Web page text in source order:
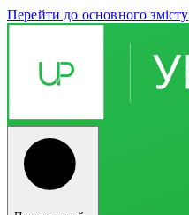
Перейти до основного змісту